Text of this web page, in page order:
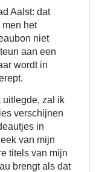
Aalst: dat
men het
niet
aan een
wordt in
uitlegde, zal ik
verschijnen
in
van mijn
titels van mijn
brengt als dat